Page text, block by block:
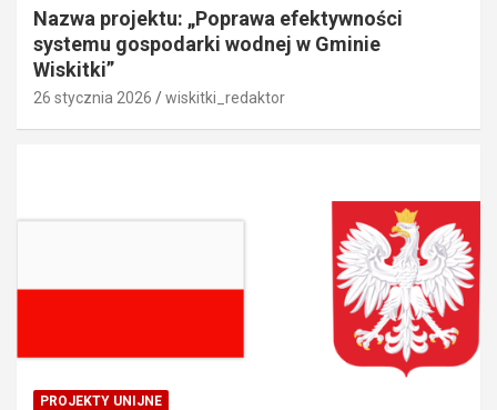
Nazwa projektu: „Poprawa efektywności
systemu gospodarki wodnej w Gminie
Wiskitki”
26 stycznia 2026 wiskitki_redaktor
PROJEKTY UNIJNE